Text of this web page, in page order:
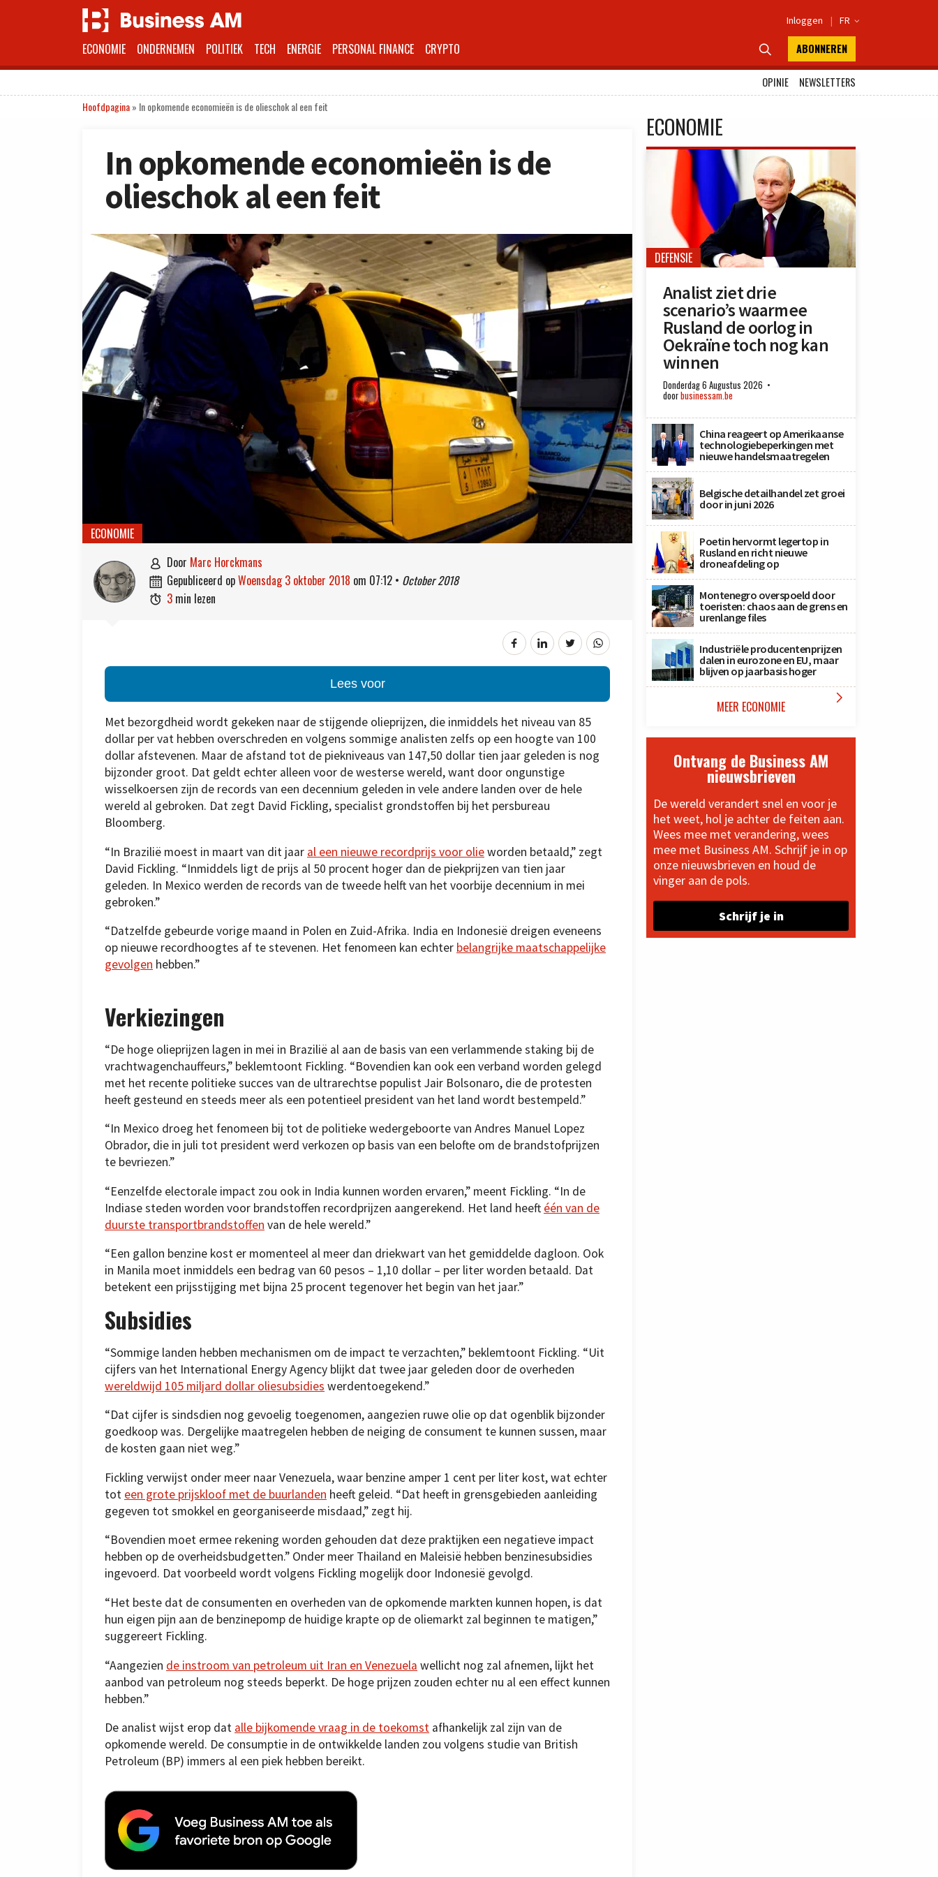
Inloggen | FR 
ECONOMIE ONDERNEMEN POLITIEK TECH ENERGIE PERSONAL FINANCE CRYPTO  ABONNEREN
OPINIE
NEWSLETTERS
Hoofdpagina» In opkomende economieën is de olieschok al een feit
In opkomende economieën is de
olieschok al een feit
ECONOMIE
 door Marc Horckmans
 gepubliceerd op woensdag 3 oktober 2018 om 07:12 • October 2018
 3 min lezen
Lees voor
Met bezorgdheid wordt gekeken naar de stijgende olieprijzen, die inmiddels het niveau van 85
dollar per vat hebben overschreden en volgens sommige analisten zelfs op een hoogte van 100
dollar afstevenen. Maar de afstand tot de piekniveaus van 147,50 dollar tien jaar geleden is nog
bijzonder groot. Dat geldt echter alleen voor de westerse wereld, want door ongunstige
wisselkoersen zijn de records van een decennium geleden in vele andere landen over de hele
wereld al gebroken. Dat zegt David Fickling, specialist grondstoffen bij het persbureau
Bloomberg.
“In Brazilië moest in maart van dit jaar al een nieuwe recordprijs voor olieworden betaald,” zegt
David Fickling. “Inmiddels ligt de prijs al 50 procent hoger dan de piekprijzen van tien jaar
geleden. In Mexico werden de records van de tweede helft van het voorbije decennium in mei
gebroken.”
“Datzelfde gebeurde vorige maand in Polen en Zuid-Afrika. India en Indonesië dreigen eveneens
op nieuwe recordhoogtes af te stevenen. Het fenomeen kan echter belangrijke maatschappelijke
gevolgen hebben.”
Verkiezingen
“De hoge olieprijzen lagen in mei in Brazilië al aan de basis van een verlammende staking bij de
vrachtwagenchauffeurs,” beklemtoont Fickling. “Bovendien kan ook een verband worden gelegd
met het recente politieke succes van de ultrarechtse populist Jair Bolsonaro, die de protesten
heeft gesteund en steeds meer als een potentieel president van het land wordt bestempeld.”
“In Mexico droeg het fenomeen bij tot de politieke wedergeboorte van Andres Manuel Lopez
Obrador, die in juli tot president werd verkozen op basis van een belofte om de brandstofprijzen
te bevriezen.”
“Eenzelfde electorale impact zou ook in India kunnen worden ervaren,” meent Fickling. “In de
Indiase steden worden voor brandstoffen recordprijzen aangerekend. Het land heeft één van de
duurste transportbrandstoffen van de hele wereld.”
“Een gallon benzine kost er momenteel al meer dan driekwart van het gemiddelde dagloon. Ook
in Manila moet inmiddels een bedrag van 60 pesos – 1,10 dollar – per liter worden betaald. Dat
betekent een prijsstijging met bijna 25 procent tegenover het begin van het jaar.”
Subsidies
“Sommige landen hebben mechanismen om de impact te verzachten,” beklemtoont Fickling. “Uit
cijfers van het International Energy Agency blijkt dat twee jaar geleden door de overheden
wereldwijd 105 miljard dollar oliesubsidies werdentoegekend.”
“Dat cijfer is sindsdien nog gevoelig toegenomen, aangezien ruwe olie op dat ogenblik bijzonder
goedkoop was. Dergelijke maatregelen hebben de neiging de consument te kunnen sussen, maar
de kosten gaan niet weg.”
Fickling verwijst onder meer naar Venezuela, waar benzine amper 1 cent per liter kost, wat echter
tot een grote prijskloof met de buurlanden heeft geleid. “Dat heeft in grensgebieden aanleiding
gegeven tot smokkel en georganiseerde misdaad,” zegt hij.
“Bovendien moet ermee rekening worden gehouden dat deze praktijken een negatieve impact
hebben op de overheidsbudgetten.” Onder meer Thailand en Maleisië hebben benzinesubsidies
ingevoerd. Dat voorbeeld wordt volgens Fickling mogelijk door Indonesië gevolgd.
“Het beste dat de consumenten en overheden van de opkomende markten kunnen hopen, is dat
hun eigen pijn aan de benzinepomp de huidige krapte op de oliemarkt zal beginnen te matigen,”
suggereert Fickling.
“Aangezien de instroom van petroleum uit Iran en Venezuela wellicht nog zal afnemen, lijkt het
aanbod van petroleum nog steeds beperkt. De hoge prijzen zouden echter nu al een effect kunnen
hebben.”
De analist wijst erop dat alle bijkomende vraag in de toekomst afhankelijk zal zijn van de
opkomende wereld. De consumptie in de ontwikkelde landen zou volgens studie van British
Petroleum (BP) immers al een piek hebben bereikt.
ECONOMIE
DEFENSIE
Analist ziet drie
scenario’s waarmee
Rusland de oorlog in
Oekraïne toch nog kan
winnen
Donderdag 6 Augustus 2026
doorbusinessam.be
China reageert op Amerikaanse
technologiebeperkingen met
nieuwe handelsmaatregelen
Belgische detailhandel zet groei
door in juni 2026
Poetin hervormt legertop in
Rusland en richt nieuwe
droneafdeling op
Montenegro overspoeld door
toeristen: chaos aan de grens en
urenlange files
Industriële producentenprijzen
dalen in eurozone en EU, maar
blijven op jaarbasis hoger
MEER ECONOMIE 
Ontvang de Business AM
nieuwsbrieven
De wereld verandert snel en voor je
het weet, hol je achter de feiten aan.
Wees mee met verandering, wees
mee met Business AM. Schrijf je in op
onze nieuwsbrieven en houd de
vinger aan de pols.
Schrijf je in